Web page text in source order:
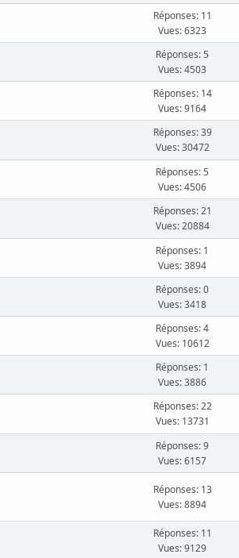
Réponses: 11
Vues: 6323
Réponses: 5
Vues: 4503
Réponses: 14
Vues: 9164
Réponses: 39
Vues: 30472
Réponses: 5
Vues: 4506
Réponses: 21
Vues: 20884
Réponses: 1
Vues: 3894
Réponses: 0
Vues: 3418
Réponses: 4
Vues: 10612
Réponses: 1
Vues: 3886
Réponses: 22
Vues: 13731
Réponses: 9
Vues: 6157
Réponses: 13
Vues: 8894
Réponses: 11
Vues: 9129